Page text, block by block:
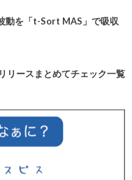
動を「t-Sort MAS」で吸収
リースまとめてチェック一覧